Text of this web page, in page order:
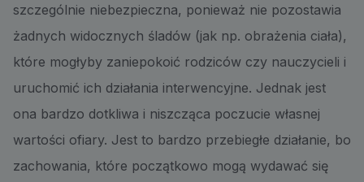
szczególnie niebezpieczna, ponieważ nie pozostawia
żadnych widocznych śladów (jak np. obrażenia ciała),
które mogłyby zaniepokoić rodziców czy nauczycieli i
uruchomić ich działania interwencyjne. Jednak jest
ona bardzo dotkliwa i niszcząca poczucie własnej
wartości ofiary. Jest to bardzo przebiegłe działanie, bo
zachowania, które początkowo mogą wydawać się